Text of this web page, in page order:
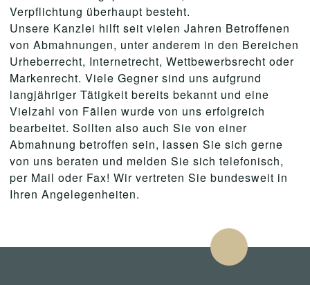
Verpflichtung überhaupt besteht.
Unsere Kanzlei hilft seit vielen Jahren Betroffenen
von Abmahnungen, unter anderem in den Bereichen
Urheberrecht, Internetrecht, Wettbewerbsrecht oder
Markenrecht. Viele Gegner sind uns aufgrund
langjähriger Tätigkeit bereits bekannt und eine
Vielzahl von Fällen wurde von uns erfolgreich
bearbeitet. Sollten also auch Sie von einer
Abmahnung betroffen sein, lassen Sie sich gerne
von uns beraten und melden Sie sich telefonisch,
per Mail oder Fax! Wir vertreten Sie bundesweit in
Ihren Angelegenheiten.